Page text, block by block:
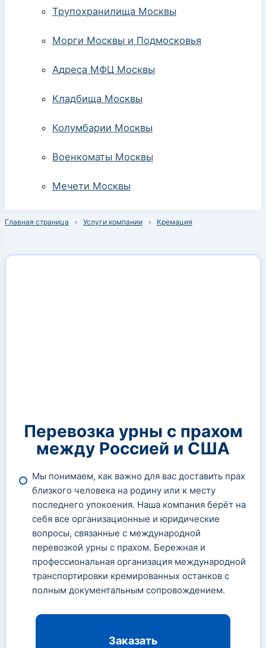
Трупохранилища Москвы
Морги Москвы и Подмосковья
Адреса МФЦ Москвы
Кладбища Москвы
Колумбарии Москвы
Военкоматы Москвы
Мечети Москвы
Главная страница » Услуги компании » Кремация
Перевозка урны с прахом
между Россией и США
Мы понимаем, как важно для вас доставить прах
близкого человека на родину или к месту
последнего упокоения. Наша компания берёт на
себя все организационные и юридические
вопросы, связанные с международной
перевозкой урны с прахом. Бережная и
профессиональная организация международной
транспортировки кремированных останков с
полным документальным сопровождением.
Заказать